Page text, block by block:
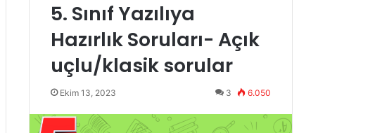
5. Sınıf Yazılıya
Hazırlık Soruları- Açık
uçlu/klasik sorular
Ekim 13, 2023 3 6.050